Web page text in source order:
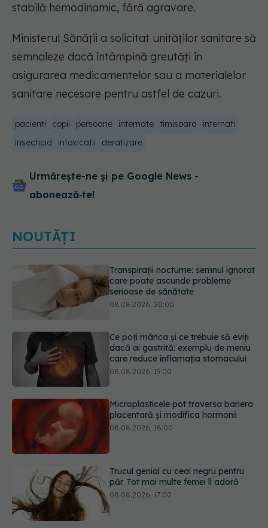
stabilă hemodinamic, fără agravare.
Ministerul Sănății a solicitat unităților sanitare să
semnaleze dacă întâmpină greutăți în
asigurarea medicamentelor sau a materialelor
sanitare necesare pentru astfel de cazuri.
pacienti copii persoane internate timisoara
internati
insecticid
intoxicatii deratizare
Urmărește-ne și pe Google News -
abonează‑te!
NOUTĂȚI
Ce poți mânca și ce trebuie să eviți
dacă ai gastrită: exemplu de meniu
care reduce inflamația stomacului
Microplasticele pot traversa bariera
placentară și modifica hormonii
08.08.2026, 18:00
Trucul genial cu ceai negru pentru
păr. Tot mai multe femei îl adoră
Medicamentul folosit de peste 60 de
ani care acționează într-un loc
neașteptat